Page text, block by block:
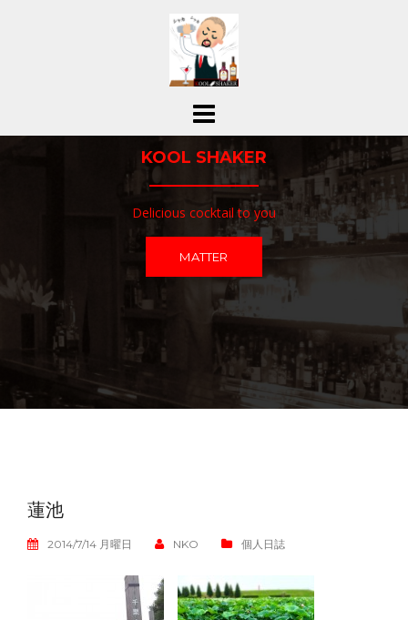
ス
KOOL SHAKER
Delicious cocktail to you
MATTER
蓮池
2014/7/14 月曜日 NKO 個人日誌